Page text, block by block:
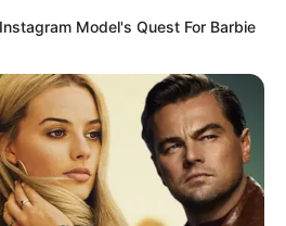
Online &
Auto
Model's Quest For Barbie